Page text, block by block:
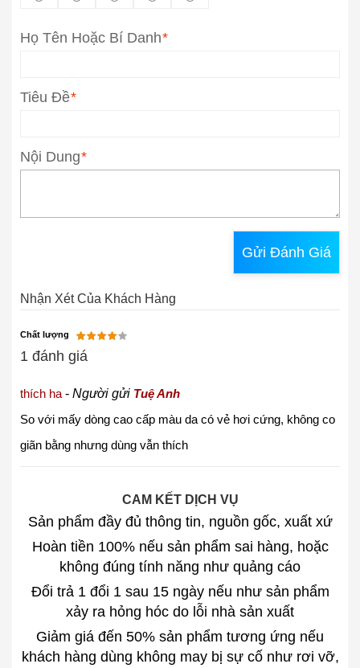
*
Họ Tên Hoặc Bí Danh
*
Tiêu Đề
*
Nội Dung
Gửi Đánh Giá
Nhận Xét Của Khách Hàng
Chất lượng
1 đánh giá
thích ha- Người gửi Tuệ Anh
So với mấy dòng cao cấp màu da có vẻ hơi cứng, không co
giãn bằng nhưng dùng vẫn thích
CAM KẾT DỊCH VỤ
Sản phẩm đầy đủ thông tin, nguồn gốc, xuất xứ
Hoàn tiền 100% nếu sản phẩm sai hàng, hoặc
không đúng tính năng như quảng cáo
Đổi trả 1 đổi 1 sau 15 ngày nếu như sản phẩm
xảy ra hỏng hóc do lỗi nhà sản xuất
Giảm giá đến 50% sản phẩm tương ứng nếu
khách hàng dùng không may bị sự cố như rơi vỡ,